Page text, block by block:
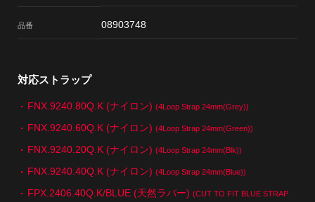
品番 08903748
対応ストラップ
FNX.9240.80Q.K (ナイロン) (4Loop Strap 24mm(Grey))
FNX.9240.60Q.K (ナイロン) (4Loop Strap 24mm(Green))
FNX.9240.20Q.K (ナイロン) (4Loop Strap 24mm(Blk))
FNX.9240.40Q.K (ナイロン) (4Loop Strap 24mm(Blue))
FPX.2406.40Q.K/BLUE (天然ラバー) (CUT TO FIT BLUE STRAP